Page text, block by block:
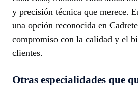
y precisión técnica que merece.
una opción reconocida en
compromiso con la calidad y el
clientes.
Otras especialidades que